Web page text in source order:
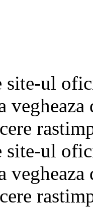
site-ul
site-ul